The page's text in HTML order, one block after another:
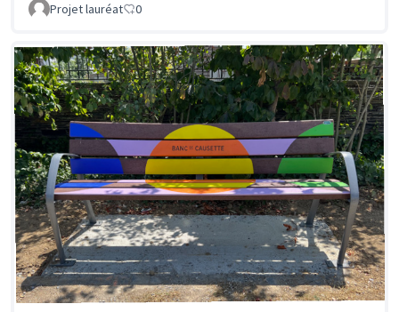
Projet lauréat 0